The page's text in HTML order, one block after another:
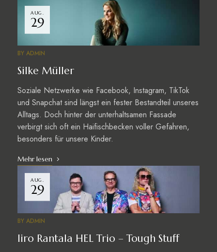
AUG.
29
BY ADMIN
Silke Müller
Soziale Netzwerke wie Facebook, Instagram, TikTok
und Snapchat sind längst ein fester Bestandteil unseres
Alltags. Doch hinter der unterhaltsamen Fassade
verbirgt sich oft ein Haifischbecken voller Gefahren,
besonders für unsere Kinder.
Mehr lesen
AUG.
29
BY ADMIN
Iiro Rantala HEL Trio – Tough Stuff